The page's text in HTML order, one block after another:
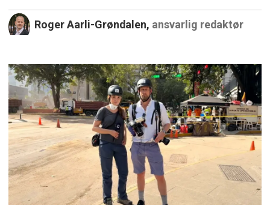
Roger Aarli-Grøndalen, ansvarlig redaktør